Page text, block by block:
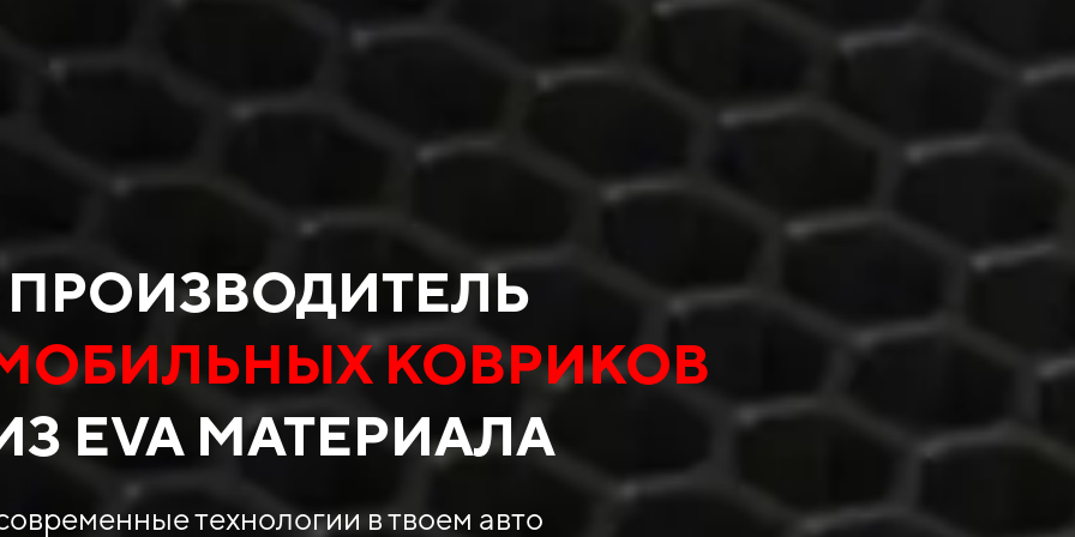
ПРОИЗВОДИТЕЛЬ
КОВРИКОВ
EVA МАТЕРИАЛА
технологии в твоем авто